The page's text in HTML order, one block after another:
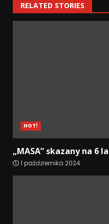
RELATED STORIES
HOT!
„MASA” skazany na 6
1 października 2024